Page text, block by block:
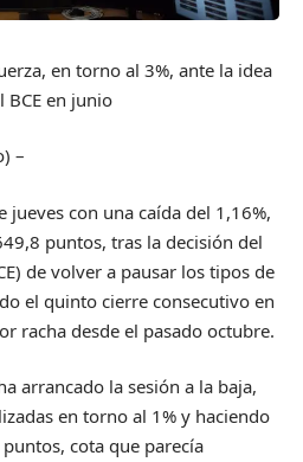
en torno al 3%, ante la idea
BCE en junio
–
jueves con una caída del 1,16%,
puntos, tras la decisión del
de volver a pausar los tipos de
el quinto cierre consecutivo en
racha desde el pasado octubre.
arrancado la sesión a la baja,
en torno al 1% y haciendo
cota que parecía